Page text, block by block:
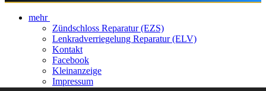
mehr
Zündschloss Reparatur (EZS)
Lenkradverriegelung Reparatur (ELV)
Kontakt
Facebook
Kleinanzeige
Impressum